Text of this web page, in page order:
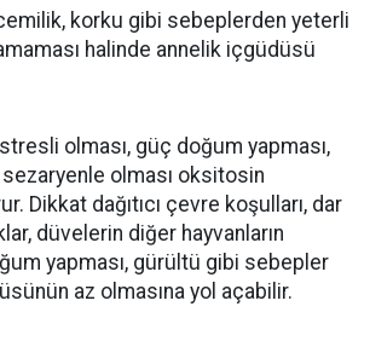
korku gibi sebeplerden yeterli
halinde annelik içgüdüsü
olması, güç doğum yapması,
olması oksitosin
Dikkat dağıtıcı çevre koşulları, dar
düvelerin diğer hayvanların
yapması, gürültü gibi sebepler
az olmasına yol açabilir.